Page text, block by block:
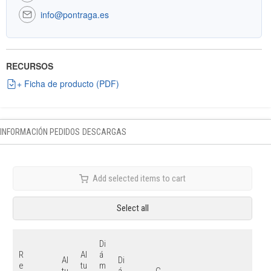
info@pontraga.es
RECURSOS
+ Ficha de producto (PDF)
INFORMACIÓN PEDIDOS DESCARGAS
Add selected items to cart
Select all
R
e
Al
Al
tu
Di
á
m
Di